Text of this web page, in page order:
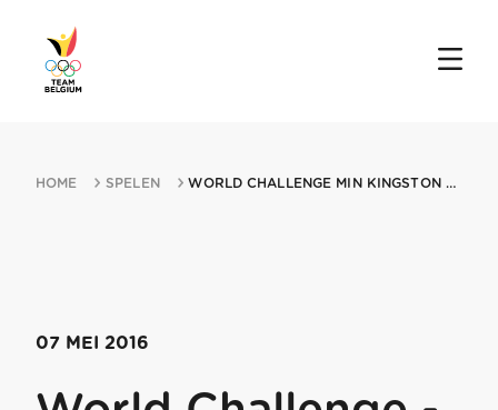
HOME SPELEN WORLD CHALLENGE MIN KINGSTON 07052016 KINGSTON
07 MEI 2016